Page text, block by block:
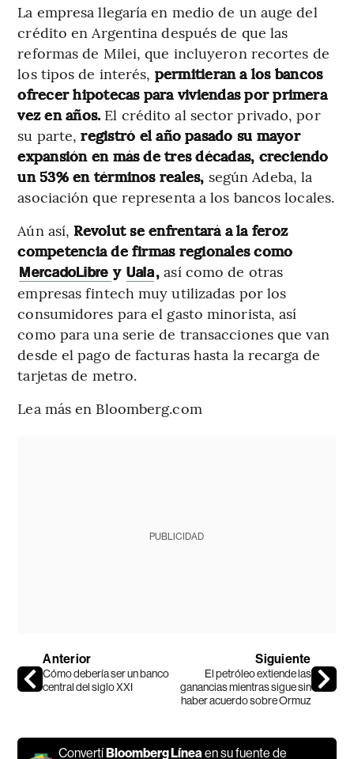
La empresa llegaría en medio de un auge del
crédito en Argentina después de que las
reformas de Milei, que incluyeron recortes de
los tipos de interés, permitieran a los bancos
ofrecer hipotecas para viviendas por primera
vez en años. El crédito al sector privado, por
su parte,registró el año pasado su mayor
expansión en más de tres décadas, creciendo
un 53% en términos reales, según Adeba, la
asociación que representa a los bancos locales.
Aún así, Revolut se enfrentará a la feroz
competencia de firmas regionales como
MercadoLibre y Uala, así como de otras
empresas fintech muy utilizadas por los
consumidores para el gasto minorista, así
como para una serie de transacciones que van
desde el pago de facturas hasta la recarga de
tarjetas de metro.
Lea más en Bloomberg.com
PUBLICIDAD
Anterior
Cómo debería ser un banco
central del siglo XXI
Siguiente
El petróleo extiende las
ganancias mientras sigue sin
haber acuerdo sobre Ormuz
ConvertíBloomberg Línea en su fuente de